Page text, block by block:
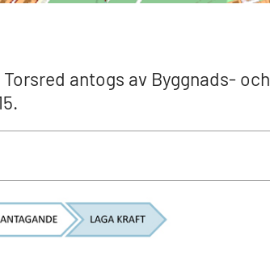
antogs av Byggnads- och